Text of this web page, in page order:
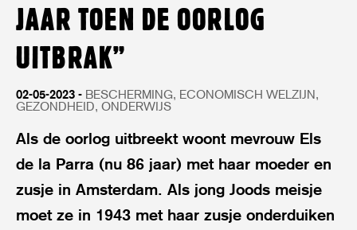
JAAR TOEN DE OORLOG
UITBRAK”
02-05-2023 BESCHERMING ECONOMISCH WELZIJN
GEZONDHEID ONDERWIJS
Als de oorlog uitbreekt woont mevrouw Els
de la Parra (nu 86 jaar) met haar moeder en
zusje in Amsterdam. Als jong Joods meisje
moet ze in 1943 met haar zusje onderduiken